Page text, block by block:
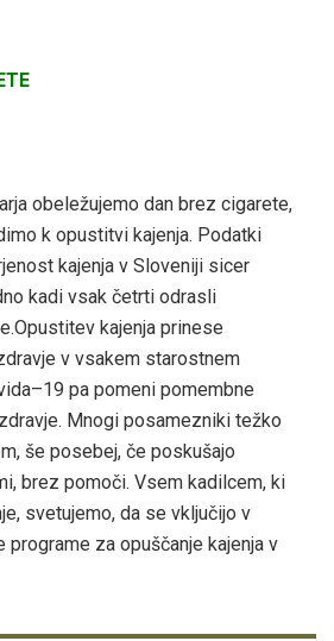
obeležujemo dan brez cigarete,
k opustitvi kajenja. Podatki
kajenja v Sloveniji sicer
kadi vsak četrti odrasli
kajenja prinese
v vsakem starostnem
pa pomeni pomembne
Mnogi posamezniki težko
še posebej, če poskušajo
brez pomoči. Vsem kadilcem, ki
svetujemo, da se vključijo v
za opuščanje kajenja v